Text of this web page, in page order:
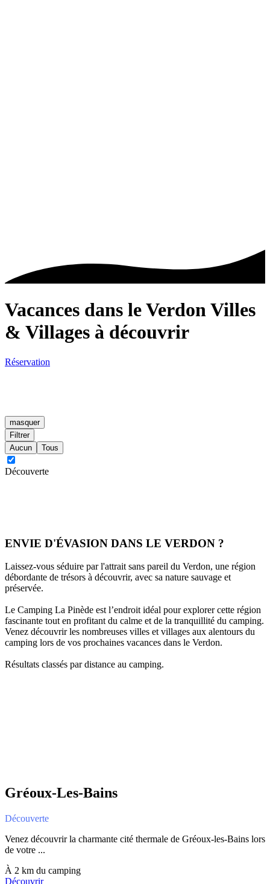
Vacances dans le VerdonVilles
& Villages à découvrir
Réservation
masquer
Filtrer
Aucun
Tous
Découverte
ENVIE D'ÉVASION DANS LE VERDON ?
Laissez-vous séduire par l'attrait sans pareil du Verdon, une région
débordante de trésors à découvrir, avec sa nature sauvage et
préservée.
Le Camping La Pinède est l’endroit idéal pour explorer cette région
fascinante tout en profitant du calme et de la tranquillité du camping.
Venez découvrir les nombreuses villes et villages aux alentours du
camping lors de vos prochaines vacances dans le Verdon.
Résultats classés par distance au camping.
Gréoux-Les-Bains
Découverte
Venez découvrir la charmante cité thermale de Gréoux-les-Bains lors
de votre ...
À 2 km du camping
Découvrir